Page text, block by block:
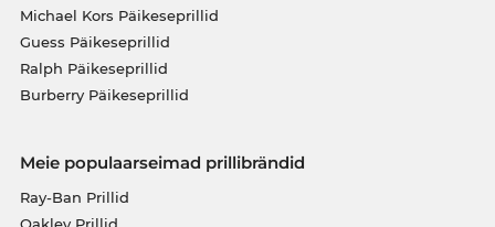
Michael Kors Päikeseprillid
Guess Päikeseprillid
Ralph Päikeseprillid
Burberry Päikeseprillid
Meie populaarseimad prillibrändid
Ray-Ban Prillid